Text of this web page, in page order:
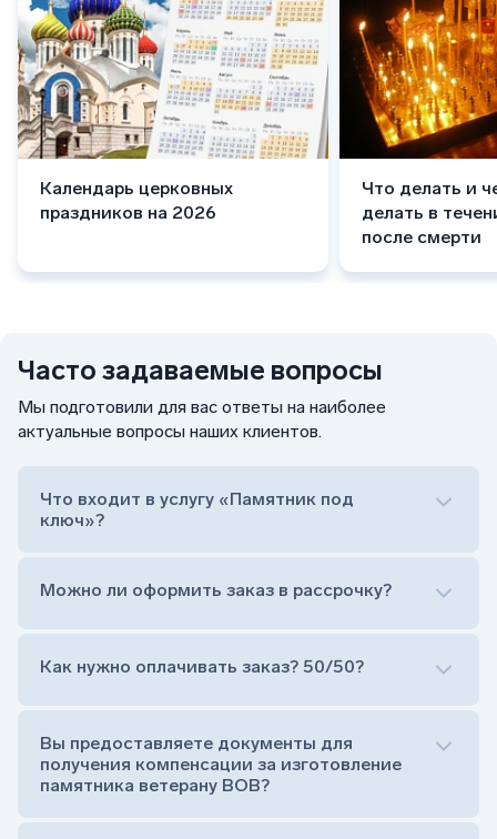
Календарь церковных
праздников на 2026
Что делать и
делать в
после смерти
Часто задаваемые вопросы
Мы подготовили для вас ответы на наиболее
актуальные вопросы наших клиентов.
Что входит в услугу «Памятник под
ключ»?
Сам комплект памятника:
Тумба (постамент, на который при помощи
штыря устанавливается стела)
Можно ли оформить заказ в рассрочку?
Как нужно оплачивать заказ? 50/50?
Вы предоставляете документы для
получения компенсации за изготовление
памятника ветерану ВОВ?